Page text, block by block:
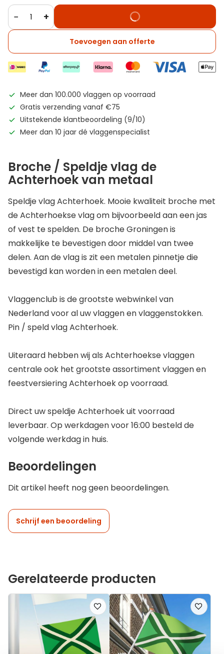
− +
Toevoegen aan offerte
Meer dan 100.000 vlaggen op voorraad
Gratis verzending vanaf €75
Uitstekende klantbeoordeling (9/10)
Meer dan 10 jaar dé vlaggenspecialist
Broche / Speldje vlag de
Achterhoek van metaal
Speldje vlag Achterhoek. Mooie kwaliteit broche met
de Achterhoekse vlag om bijvoorbeeld aan een jas
of vest te spelden. De broche Groningen is
makkelijke te bevestigen door middel van twee
delen. Aan de vlag is zit een metalen pinnetje die
bevestigd kan worden in een metalen deel.
Vlaggenclub is de grootste webwinkel van
Nederland voor al uw vlaggen en vlaggenstokken.
Pin / speld vlag Achterhoek.
Uiteraard hebben wij als Achterhoekse vlaggen
centrale ook het grootste assortiment vlaggen en
feestversiering Achterhoek op voorraad.
Direct uw speldje Achterhoek uit voorraad
leverbaar. Op werkdagen voor 16:00 besteld de
volgende werkdag in huis.
Beoordelingen
Dit artikel heeft nog geen beoordelingen.
Schrijf een beoordeling
Gerelateerde producten
Voeg
toe
aan
verlanglijst
Voeg
toe